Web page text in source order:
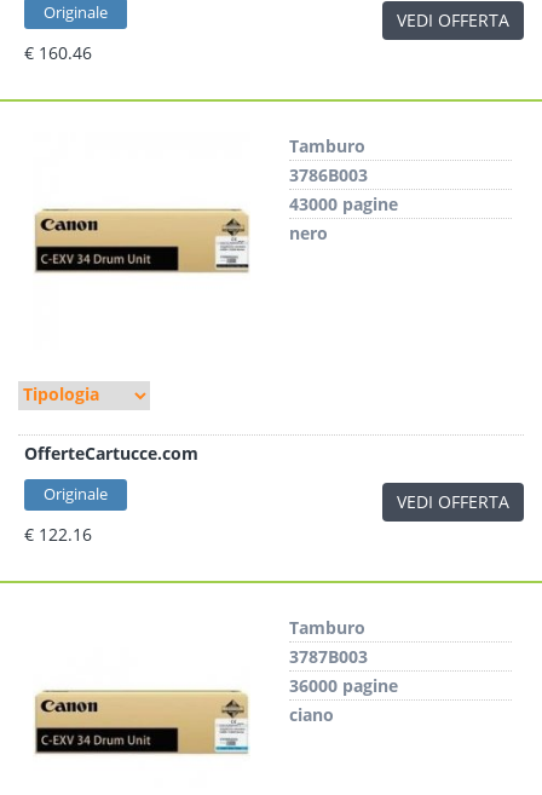
Originale
€ 160.46
VEDI OFFERTA
Tamburo
3786B003
43000 pagine
nero
OfferteCartucce.com
Originale
€ 122.16
VEDI OFFERTA
Tamburo
3787B003
36000 pagine
ciano